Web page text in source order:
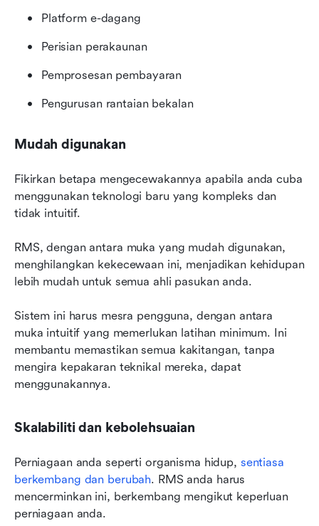
Platform e-dagang
Perisian perakaunan
Pemprosesan pembayaran
Pengurusan rantaian bekalan
Mudah digunakan
Fikirkan betapa mengecewakannya apabila anda cuba
menggunakan teknologi baru yang kompleks dan
tidak intuitif.
RMS, dengan antara muka yang mudah digunakan,
menghilangkan kekecewaan ini, menjadikan kehidupan
lebih mudah untuk semua ahli pasukan anda.
Sistem ini harus mesra pengguna, dengan antara
muka intuitif yang memerlukan latihan minimum. Ini
membantu memastikan semua kakitangan, tanpa
mengira kepakaran teknikal mereka, dapat
menggunakannya.
Skalabiliti dan kebolehsuaian
Perniagaan anda seperti organisma hidup, sentiasa
berkembang dan berubah. RMS anda harus
mencerminkan ini, berkembang mengikut keperluan
perniagaan anda.